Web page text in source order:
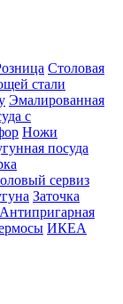
Столовая
стали
Эмалированная
с
Ножи
посуда
сервиз
Заточка
Антипригарная
ИКЕА